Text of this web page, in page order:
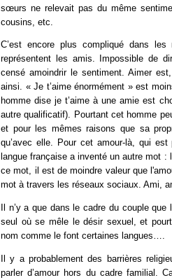
sœurs ne relevait pas du même
cousins, etc.
C’est encore plus compliqué dans
représentent les amis. Impossible de
censé amoindrir le sentiment. Aimer
ainsi. « Je t’aime énormément » est
homme dise je t’aime à une amie est
autre qualificatif). Pourtant cet homme
et pour les mêmes raisons que sa
qu’avec elle. Pour cet amour-là, qui
langue française a inventé un autre mot :
ce mot, il est de moindre valeur que
mot à travers les réseaux sociaux. Ami,
Il n’y a que dans le cadre du couple
seul où se mêle le désir sexuel, et
nom comme le font certaines langues….
Il y a probablement des barrières
parler d’amour hors du cadre familial.